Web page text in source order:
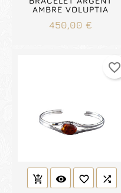
AMBRE VOLUPTIA
450,00 €
add_shopping_cart visibility favorite_border 
favorite_border